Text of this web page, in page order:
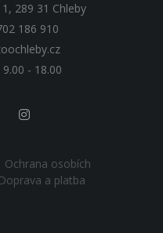
289 31 Chleby
186 910
9.00 - 18.00
Ochrana osobích
Doprava a platba